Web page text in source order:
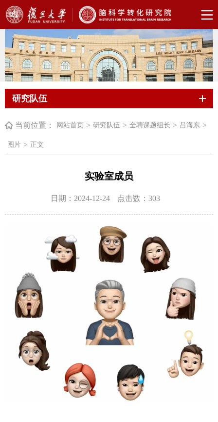
研究队伍
当前位置： 网站首页 > 研究队伍 > 全聘课题组长 > 吕海东 >
图片 > 正文
实验室成员
日期：2024-12-24 点击数： 303